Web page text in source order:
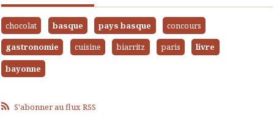
chocolat basque pays basque
concours
gastronomie
cuisine biarritz paris
livre
bayonne
S'abonner au flux RSS